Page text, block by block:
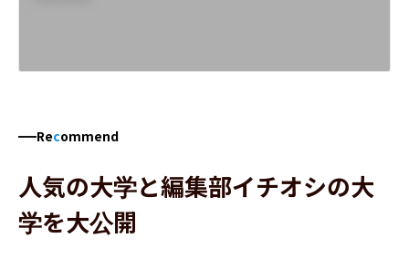
Recommend
人気の大学と編集部イチオシの大
学を大公開